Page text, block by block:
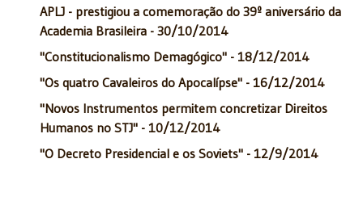
APLJ - prestigiou a comemoração do 39º aniversário da
Academia Brasileira - 30/10/2014
"Constitucionalismo Demagógico" - 18/12/2014
"Os quatro Cavaleiros do Apocalípse" - 16/12/2014
"Novos Instrumentos permitem concretizar Direitos
Humanos no STJ" - 10/12/2014
"O Decreto Presidencial e os Soviets" - 12/9/2014